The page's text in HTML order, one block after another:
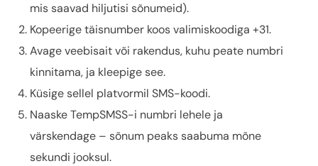
mis saavad hiljutisi sõnumeid).
Kopeerige täisnumber koos valimiskoodiga +31.
Avage veebisait või rakendus, kuhu peate numbri
kinnitama, ja kleepige see.
Küsige sellel platvormil SMS-koodi.
Naaske TempSMSS-i numbri lehele ja
värskendage – sõnum peaks saabuma mõne
sekundi jooksul.